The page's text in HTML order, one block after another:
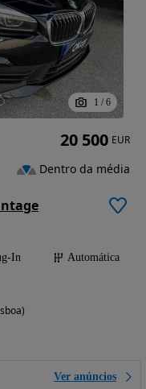
1 / 6
In
Automática
Ver anúncios
20 500 EUR
Dentro da média